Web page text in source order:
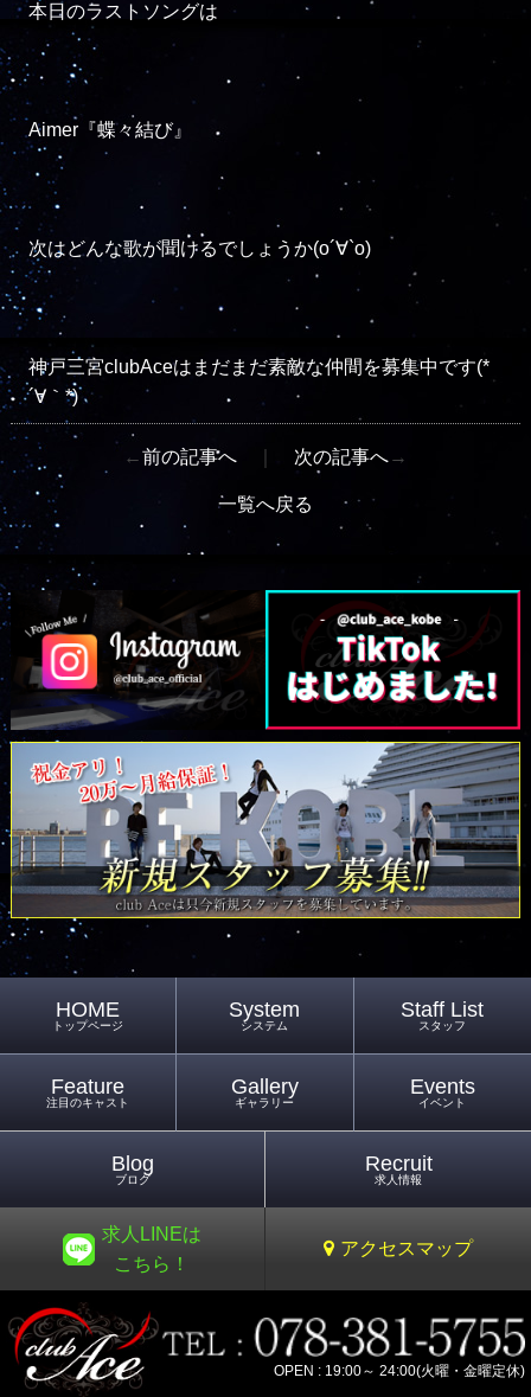
本日のラストソングは
Aimer『蝶々結び』
次はどんな歌が聞けるでしょうか(о´∀`о)
神戸三宮clubAceはまだまだ素敵な仲間を募集中です(*
´∀｀*)
←前の記事へ 次の記事へ→
一覧へ戻る
HOME
トップページ
System
システム
Staff List
スタッフ
Feature
注目のキャスト
Gallery
ギャラリー
Events
イベント
Blog
ブログ
Recruit
求人情報
求人LINEは
こちら！
アクセスマップ
OPEN : 19:00～ 24:00(火曜・金曜定休)